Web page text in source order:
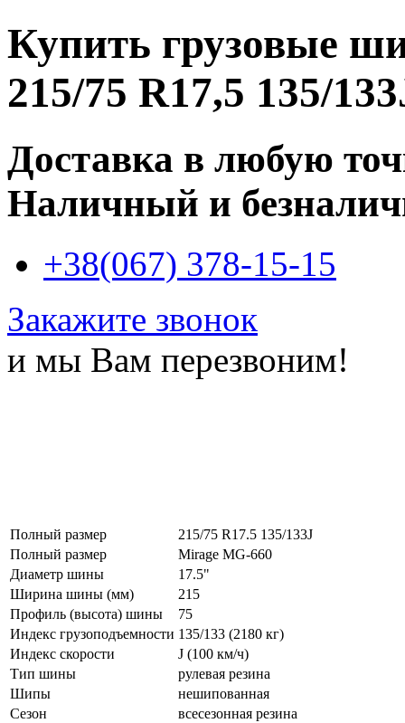
Купить грузовые
215/75 R17,5 135/
Доставка в любую
Наличный и
+38(067) 378-15-15
Закажите звонок
и мы Вам перезвоним!
Полный размер
215/75 R17.5 135/133J
Полный размер
Mirage MG-660
Диаметр шины
17.5"
Ширина шины (мм)
215
Профиль (высота) шины
75
Индекс грузоподъемности 135/133 (2180 кг)
Индекс скорости
J (100 км/ч)
Тип шины
рулевая резина
Шипы
нешипованная
Сезон
всесезонная резина